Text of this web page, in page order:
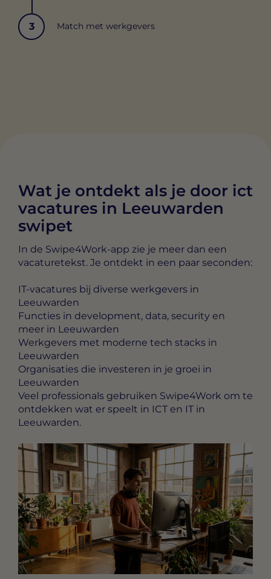
3 Match met werkgevers
Wat je ontdekt als je door ict
vacatures in Leeuwarden
swipet
In de Swipe4Work-app zie je meer dan een
vacaturetekst. Je ontdekt in een paar seconden:
IT-vacatures bij diverse werkgevers in
Leeuwarden
Functies in development, data, security en
meer in Leeuwarden
Werkgevers met moderne tech stacks in
Leeuwarden
Organisaties die investeren in je groei in
Leeuwarden
Veel professionals gebruiken Swipe4Work om te
ontdekken wat er speelt in ICT en IT in
Leeuwarden.